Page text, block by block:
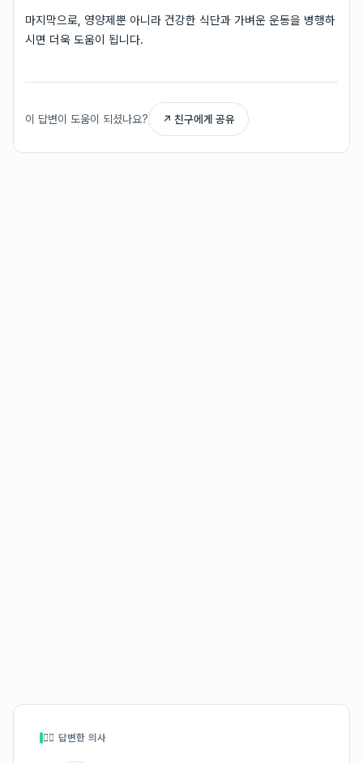
마지막으로, 영양제뿐 아니라 건강한 식단과 가벼운 운동을 병행하
시면 더욱 도움이 됩니다.
이 답변이 도움이 되셨나요? ↗ 친구에게 공유
👩‍⚕️ 답변한 의사